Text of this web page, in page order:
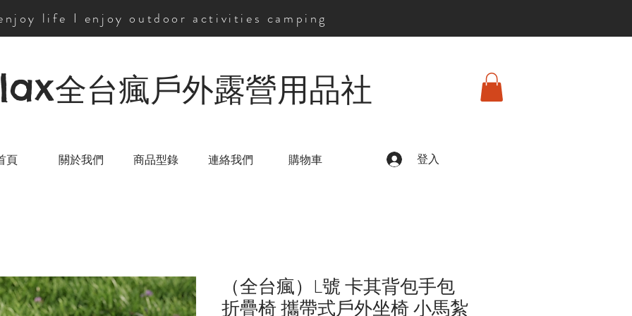
life I enjoy outdoor activities camping
全台瘋戶外露營用品社
頁 關於我們 商品型錄 連絡我們 購物車 登入
（全台瘋）L號 卡其背包手包
折疊椅 攜帶式戶外坐椅 小馬紮